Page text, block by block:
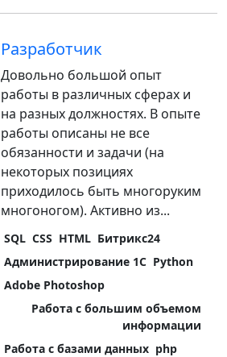
Разработчик
Довольно большой опыт
работы в различных сферах и
на разных должностях. В опыте
работы описаны не все
обязанности и задачи (на
некоторых позициях
приходилось быть многоруким
многоногом). Активно из...
SQL CSS HTML Битрикс24
Администрирование 1С Python
Adobe Photoshop
Работа с большим объемом
информации
Работа с базами данных php